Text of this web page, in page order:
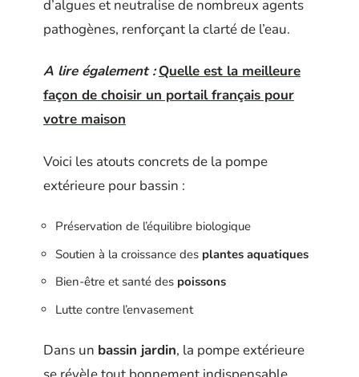
d’algues et neutralise de nombreux agents
pathogènes, renforçant la clarté de l’eau.
A lire également : Quelle est la meilleure
façon de choisir un portail français pour
votre maison
Voici les atouts concrets de la pompe
extérieure pour bassin :
Préservation de l’équilibre biologique
Soutien à la croissance des plantes aquatiques
Bien-être et santé des poissons
Lutte contre l’envasement
Dans un bassin jardin, la pompe extérieure